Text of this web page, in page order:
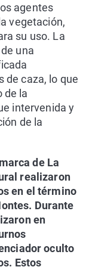
agentes
vegetación,
su uso. La
una
de caza, lo que
de la
intervenida y
de la
de La
realizaron
en el término
Durante
en
oculto
Estos